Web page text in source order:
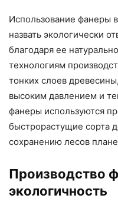
Использование фанеры
назвать экологически
благодаря ее
технологиям
тонких слоев
высоким давлением и
фанеры используются
быстрорастущие сорта
сохранению лесов
Производство
экологичность